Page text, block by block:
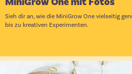
Sieh dir an, wie die MiniGrow One vielseitig
bis zu kreativen Experimenten.